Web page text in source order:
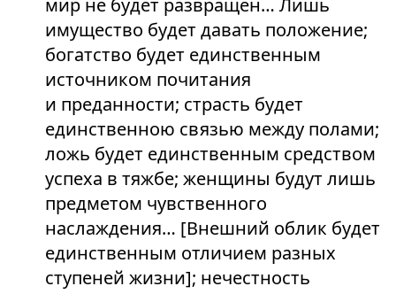
имущество будет давать положение;
богатство будет единственным
источником почитания
и преданности; страсть будет
единственною связью между полами;
ложь будет единственным средством
успеха в тяжбе; женщины будут лишь
предметом чувственного
наслаждения… [Внешний облик будет
единственным отличием разных
ступеней жизни]; нечестность